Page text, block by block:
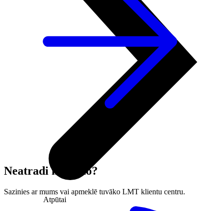
Atpūtai
Neatradi meklēto?
Sazinies ar mums vai apmeklē tuvāko LMT klientu centru.